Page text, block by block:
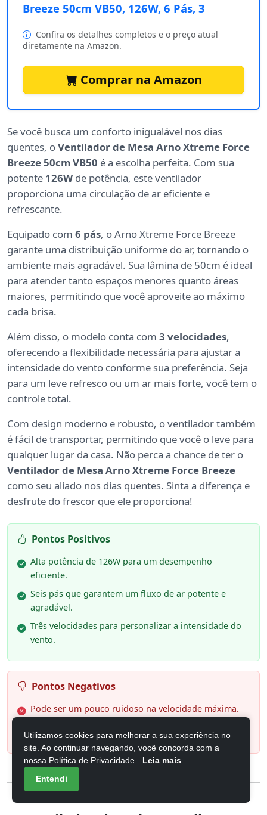
Breeze 50cm VB50, 126W, 6 Pás, 3
Confira os detalhes completos e o preço atual
diretamente na Amazon.
Comprar na Amazon
Se você busca um conforto inigualável nos dias
quentes, oVentilador de Mesa Arno Xtreme Force
Breeze 50cm VB50 é a escolha perfeita. Com sua
potente 126W de potência, este ventilador
proporciona uma circulação de ar eficiente e
refrescante.
Equipado com 6 pás, o Arno Xtreme Force Breeze
garante uma distribuição uniforme do ar, tornando o
ambiente mais agradável. Sua lâmina de 50cm é ideal
para atender tanto espaços menores quanto áreas
maiores, permitindo que você aproveite ao máximo
cada brisa.
Além disso, o modelo conta com 3 velocidades,
oferecendo a flexibilidade necessária para ajustar a
intensidade do vento conforme sua preferência. Seja
para um leve refresco ou um ar mais forte, você tem o
controle total.
Com design moderno e robusto, o ventilador também
é fácil de transportar, permitindo que você o leve para
qualquer lugar da casa. Não perca a chance de ter o
Ventilador de Mesa Arno Xtreme Force Breeze
como seu aliado nos dias quentes. Sinta a diferença e
desfrute do frescor que ele proporciona!
Pontos Positivos
Alta potência de 126W para um desempenho
eficiente.
Seis pás que garantem um fluxo de ar potente e
agradável.
Três velocidades para personalizar a intensidade do
vento.
Pontos Negativos
Pode ser um pouco ruidoso na velocidade máxima.
Dimensões que ocupam mais espaço na mesa.
Utilizamos cookies para melhorar a sua experiência no
site. Ao continuar navegando, você concorda com a
nossa Política de Privacidade.
Leia mais
Entendi